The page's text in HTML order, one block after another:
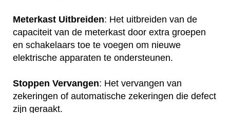
Meterkast Uitbreiden: Het uitbreiden van de
capaciteit van de meterkast door extra groepen
en schakelaars toe te voegen om nieuwe
elektrische apparaten te ondersteunen.
Stoppen Vervangen: Het vervangen van
zekeringen of automatische zekeringen die defect
zijn geraakt.